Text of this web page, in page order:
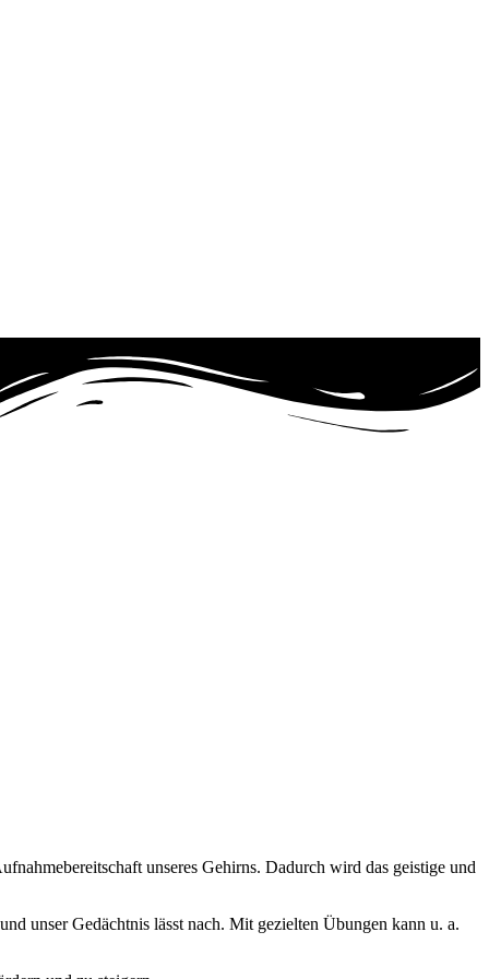
unseres Gehirns. Dadurch wird das geistige und
unser Gedächtnis lässt nach. Mit gezielten Übungen kann u. a.